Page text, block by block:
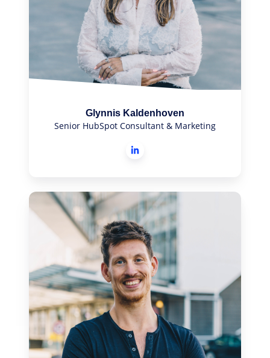
Glynnis Kaldenhoven
Senior HubSpot Consultant & Marketing